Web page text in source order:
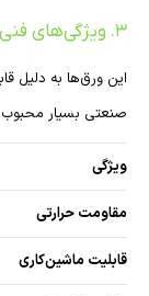
۳. ویژگی‌های فنی (جدول مشخصات)
این ورق‌ها به دلیل
صنعتی بسیار
ویژگی
مقاومت حرارتی
قابلیت ماشین‌کاری